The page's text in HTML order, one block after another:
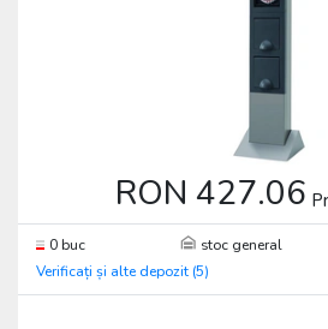
RON 427.06
0 buc
stoc general
Verificați și alte depozit (5)